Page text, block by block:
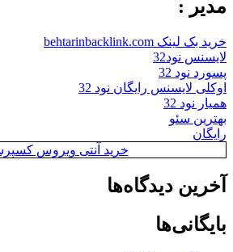
مدیر :
خرید بک لینک behtarinbacklink.com
لایسنس نود32
پسورد نود 32
اوکلی لایسنس رایگان نود 32
همیار نود 32
بهترین سئو
رایگان
خرید آنتی ویروس
آخرین دیدگاه‌ها
بایگانی‌ها